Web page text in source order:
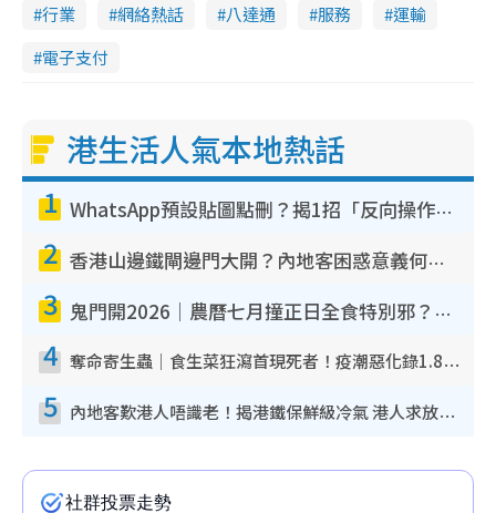
行業 網絡熱話 八達通 服務
運輸
電子支付
港生活人氣本地熱話
1 WhatsApp預設貼圖點刪？揭1招「反向操作」還原簡潔介面 附3步實測教學
2 香港山邊鐵閘邊門大開？內地客困惑意義何在！網民神回覆：呢種叫法理性防禦
3 鬼門開2026｜農曆七月撞正日全食特別邪？專家警告切忌做一事！揭4大禁忌+2招保平安
4 奪命寄生蟲｜食生菜狂瀉首現死者！疫潮惡化錄1.8萬宗病例 揭洗菜3大謬誤
5 內地客歎港人唔識老！揭港鐵保鮮級冷氣 港人求放過：咪投訴